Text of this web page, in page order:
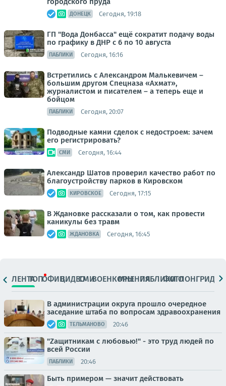
ДОНЕЦК Сегодня, 19:18
ГП "Вода Донбасса" ещё сократит подачу воды
по графику в ДНР с 6 по 10 августа
ПАБЛИКИ Сегодня, 16:16
Встретились с Александром Малькевичем –
большим другом Спецназа «Ахмат»,
журналистом и писателем – а теперь еще и
бойцом
ПАБЛИКИ Сегодня, 20:07
Подводные камни сделок с недостроем: зачем
его регистрировать?
СМИ Сегодня, 16:44
Александр Шатов проверил качество работ по
благоустройству парков в Кировском
КИРОВСКОЕ Сегодня, 17:15
В Ждановке рассказали о том, как провести
каникулы без травм
ЖДАНОВКА Сегодня, 16:45
ЛЕНТАТОПОФИЦ.ВИДЕОСМИВОЕНКОРЫМНЕНИЯПАБЛИКИ
ФОТОЛОНГРИДЫ
В администрации округа прошло очередное
заседание штаба по вопросам здравоохранения
ТЕЛЬМАНОВО 20:46
"Zащитникам с любовью!" - это труд людей по
всей России
ПАБЛИКИ 20:46
Быть примером — значит действовать